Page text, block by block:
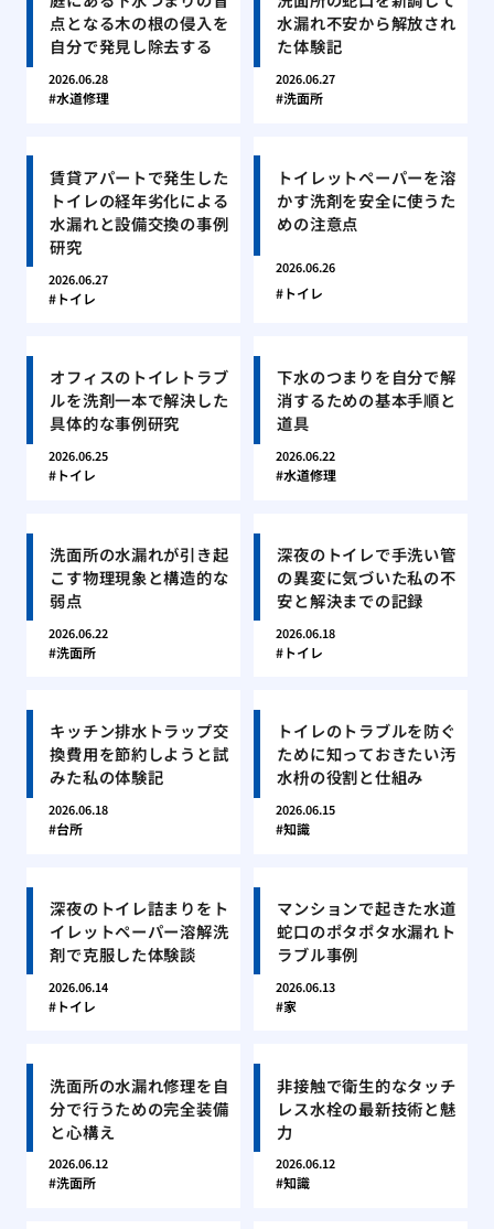
点となる木の根の侵入を
自分で発見し除去する
2026.06.28
水道修理
水漏れ不安から解放され
た体験記
2026.06.27
洗面所
賃貸アパートで発生した
トイレの経年劣化による
水漏れと設備交換の事例
研究
2026.06.27
トイレ
トイレットペーパーを溶
かす洗剤を安全に使うた
めの注意点
2026.06.26
トイレ
オフィスのトイレトラブ
ルを洗剤一本で解決した
具体的な事例研究
2026.06.25
トイレ
下水のつまりを自分で解
消するための基本手順と
道具
2026.06.22
水道修理
洗面所の水漏れが引き起
こす物理現象と構造的な
弱点
2026.06.22
洗面所
深夜のトイレで手洗い管
の異変に気づいた私の不
安と解決までの記録
2026.06.18
トイレ
キッチン排水トラップ交
換費用を節約しようと試
みた私の体験記
2026.06.18
台所
トイレのトラブルを防ぐ
ために知っておきたい汚
水枡の役割と仕組み
2026.06.15
知識
深夜のトイレ詰まりをト
イレットペーパー溶解洗
剤で克服した体験談
2026.06.14
トイレ
マンションで起きた水道
蛇口のポタポタ水漏れト
ラブル事例
2026.06.13
家
洗面所の水漏れ修理を自
分で行うための完全装備
と心構え
2026.06.12
洗面所
非接触で衛生的なタッチ
レス水栓の最新技術と魅
力
2026.06.12
知識